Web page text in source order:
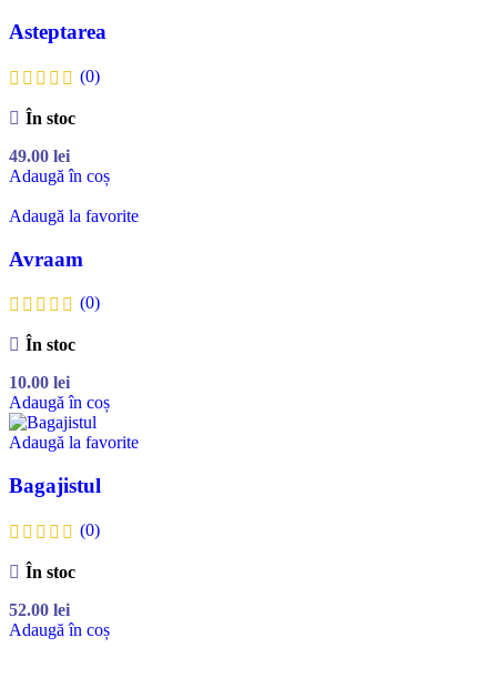
Asteptarea
(0)
În stoc
49.00 lei
Adaugă în coș
Adaugă la favorite
Avraam
(0)
În stoc
10.00 lei
Adaugă în coș
Adaugă la favorite
Bagajistul
(0)
În stoc
52.00 lei
Adaugă în coș